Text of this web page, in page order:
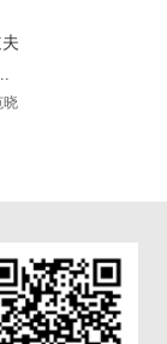
晓